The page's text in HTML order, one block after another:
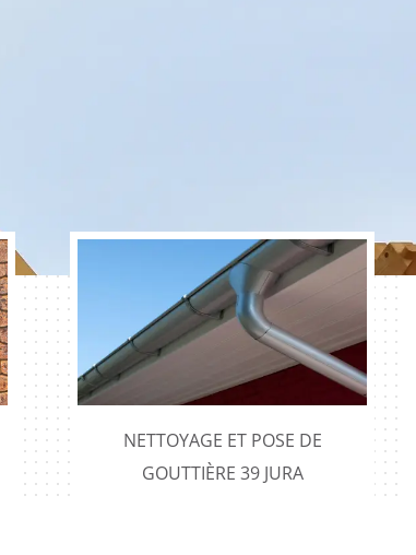
NETTOYAGE ET POSE DE
GOUTTIÈRE 39 JURA